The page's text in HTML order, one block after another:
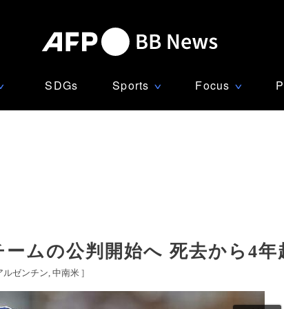
SDGs Sports ∨ Focus ∨
ムの公判開始へ 死去から4年
ルゼンチン 中南米 ]